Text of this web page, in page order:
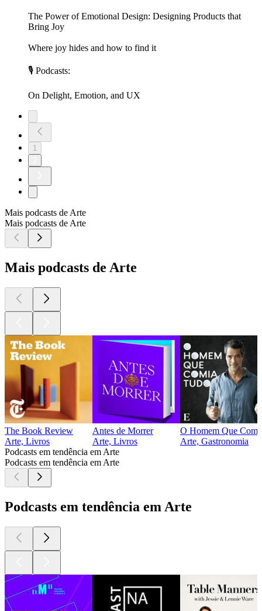
The Power of Emotional Design: Designing Products that
Bring Joy
Where joy hides and how to find it
🎙 Podcasts:
On Delight, Emotion, and UX
1
Mais podcasts de Arte
Mais podcasts de Arte
Mais podcasts de Arte
The Book Review
Arte, Livros
Antes de Morrer
Arte, Livros
O Homem Que
Arte, Gastronomia
Podcasts em tendência em Arte
Podcasts em tendência em Arte
Podcasts em tendência em Arte